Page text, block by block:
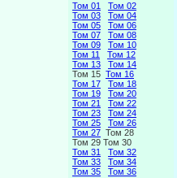
Том 01
Том 02
Том 03
Том 04
Том 05
Том 06
Том 07
Том 08
Том 09
Том 10
Том 11
Том 12
Том 13
Том 14
Том 15 Том 16
Том 17
Том 18
Том 19
Том 20
Том 21
Том 22
Том 23
Том 24
Том 25
Том 26
Том 27 Том 28
Том 29 Том 30
Том 31
Том 32
Том 33
Том 34
Том 35
Том 36